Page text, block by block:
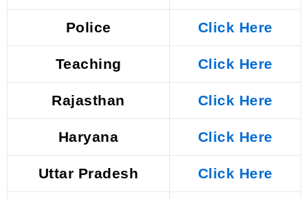
Police Click Here
Teaching Click Here
Rajasthan Click Here
Haryana Click Here
Uttar Pradesh Click Here